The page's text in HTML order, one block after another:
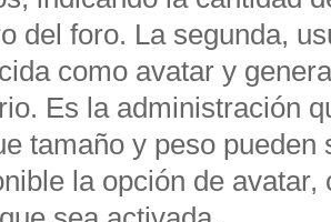
del foro. La segunda,
como avatar y
Es la administración
tamaño y peso
la opción de